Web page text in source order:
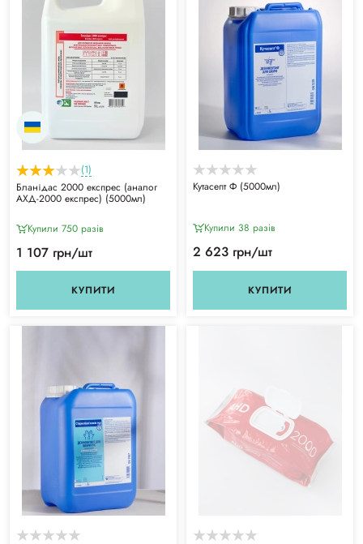
(1)
Бланідас 2000 експрес (аналог
АХД-2000 експрес) (5000мл)
Купили 750 разiв
1 107 грн/шт
КУПИТИ
Кутасепт Ф (5000мл)
Купили 38 разiв
2 623 грн/шт
КУПИТИ